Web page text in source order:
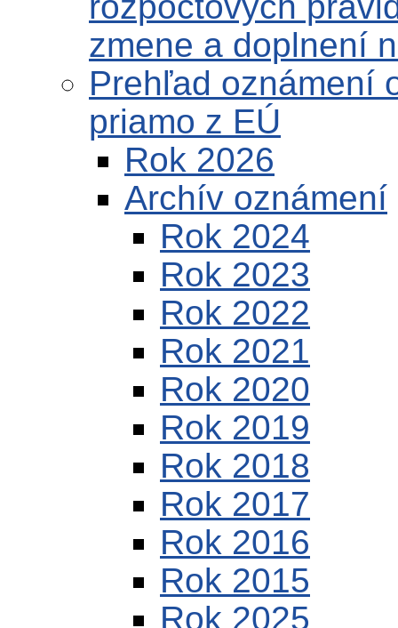
zmene a doplnení
Prehľad oznámení
priamo z EÚ
Rok 2026
Archív oznámení
Rok 2024
Rok 2023
Rok 2022
Rok 2021
Rok 2020
Rok 2019
Rok 2018
Rok 2017
Rok 2016
Rok 2015
Rok 2025